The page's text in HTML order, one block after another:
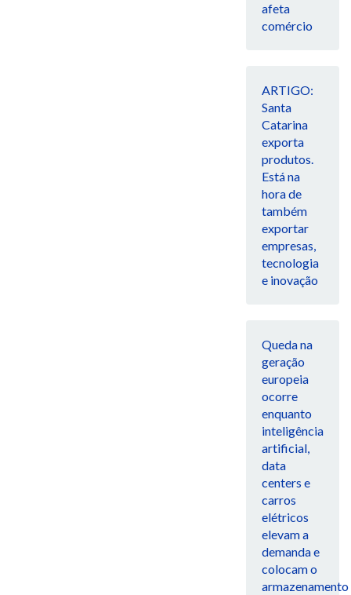
afeta
comércio
ARTIGO:
Santa
Catarina
exporta
produtos.
Está na
hora de
também
exportar
empresas,
tecnologia
e inovação
Queda na
geração
europeia
ocorre
enquanto
inteligência
artificial,
data
centers e
carros
elétricos
elevam a
demanda e
colocam o
armazenamento